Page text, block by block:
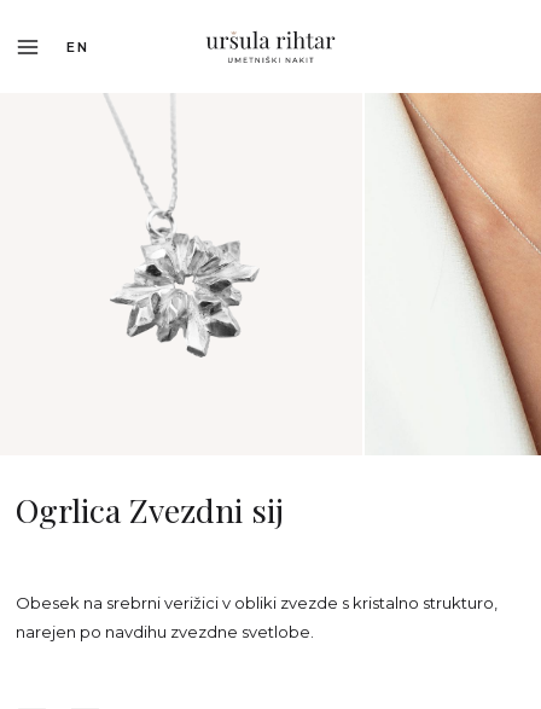
EN
Ogrlica Zvezdni sij
Obesek na srebrni verižici v obliki zvezde s kristalno strukturo,
narejen po navdihu zvezdne svetlobe.